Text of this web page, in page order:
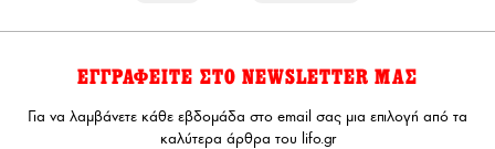
ΕΓΓΡΑΦΕΙΤΕ ΣΤΟ NEWSLETTER ΜΑΣ
Για να λαμβάνετε κάθε εβδομάδα στο email σας μια επιλογή από τα
καλύτερα άρθρα του lifo.gr